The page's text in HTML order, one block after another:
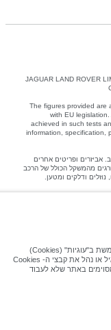
© JAGUAR LAND ROVER
The figures provided are
with EU
achieved in such tests
information, specification,
ופריטים אחרים
מהמשקל הכולל של הרכב
ודלקים ומטען.
place continually,
features may vary
European
change without
retailer-fit accessories
על מנת לספק לך שירות טוב יותר יגואר לנד רובר משתמשת ב"עוגיות" (Cookies)
באתר זה. אם אתה מסכים לכך, אשר והמשך לגלוש כרגיל או נהל את קבצי ה- Cookies
באתר שלא לעבוד